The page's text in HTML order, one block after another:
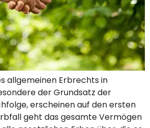
allgemeinen Erbrechts in
der Grundsatz der
erscheinen auf den ersten
geht das gesamte Vermögen